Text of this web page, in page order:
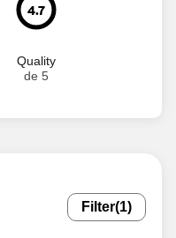
4.7
Quality
de 5
Filter(1)